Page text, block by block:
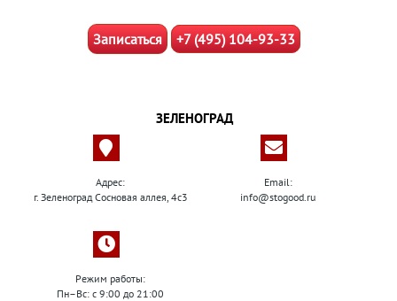
Записаться +7 (495) 104-93-33
ЗЕЛЕНОГРАД
Адрес:
г. Зеленоград Сосновая аллея, 4с3
Email:
info@stogood.ru
Режим работы:
Пн–Вс: с 9:00 до 21:00